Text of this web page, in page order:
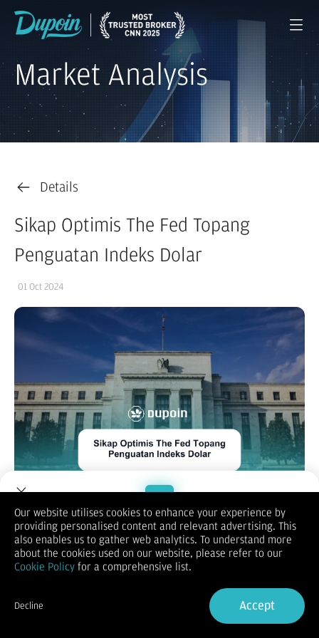
Market Analysis
Details
Sikap Optimis The Fed Topang
Penguatan Indeks Dolar
01 Oct 2024
Indeks dolar AS menunjukkan penguatan terhadap mata uang
utama lainnya pada hari Selasa, didorong oleh sikap optimis
Federal Reserve terhadap pertumbuhan ekonomi Amerika
Serikat. Ketua The Fed, Jerome Powell, menolak keras
spekulasi tentang pemangkasan suku bunga yang lebih besar,
Kekuatan dolar AS juga berdampak pada mata uang lainnya,
seperti dolar Australia yang tertahan setelah sebelumnya
Welcome to Dupoin.
Trade with a Trusted Broker
Sign in
Our website utilises cookies to enhance your experience by
providing personalised content and relevant advertising. This
also enables us to gather web analytics. To understand more
about the cookies used on our website, please refer to our
Cookie Policy for a comprehensive list.
Decline Accept